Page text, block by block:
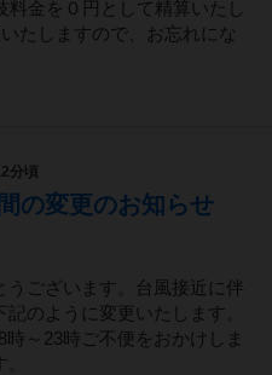
料金を０円として精算いたし
たしますので、お忘れにな
頃
の変更のお知らせ
うございます。台風接近に伴
のように変更いたします。
～23時ご不便をおかけしま